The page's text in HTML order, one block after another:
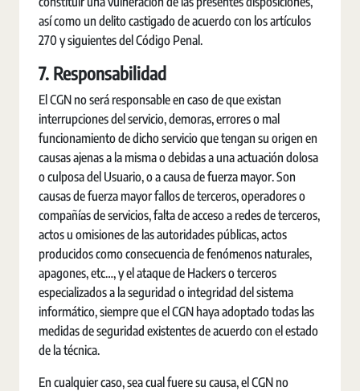
así como un delito castigado de acuerdo con los artículos
270 y siguientes del Código Penal.
7. Responsabilidad
El CGN no será responsable en caso de que existan
interrupciones del servicio, demoras, errores o mal
funcionamiento de dicho servicio que tengan su origen en
causas ajenas a la misma o debidas a una actuación dolosa
o culposa del Usuario, o a causa de fuerza mayor. Son
causas de fuerza mayor fallos de terceros, operadores o
compañías de servicios, falta de acceso a redes de terceros,
actos u omisiones de las autoridades públicas, actos
producidos como consecuencia de fenómenos naturales,
apagones, etc…, y el ataque de Hackers o terceros
especializados a la seguridad o integridad del sistema
informático, siempre que el CGN haya adoptado todas las
medidas de seguridad existentes de acuerdo con el estado
de la técnica.
En cualquier caso, sea cual fuere su causa, el CGN no